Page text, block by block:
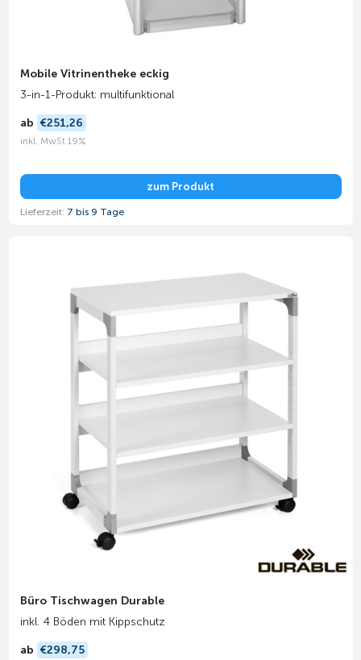
Mobile Vitrinentheke eckig
3-in-1-Produkt: multifunktional
ab €251,26
inkl. MwSt 19%
zum Produkt
Lieferzeit: 7 bis 9 Tage
Büro Tischwagen Durable
inkl. 4 Böden mit Kippschutz
ab €298,75